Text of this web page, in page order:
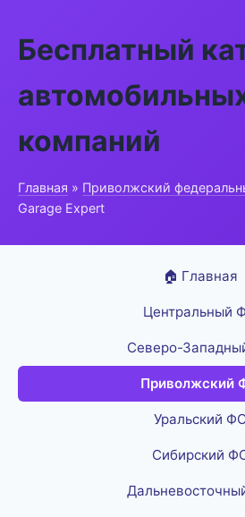
Бесплатный
компаний
Главная » Приволжский
Garage Expert
🏠 Главная
Центральный
Северо-
Приволжский
Уральский
Сибирский